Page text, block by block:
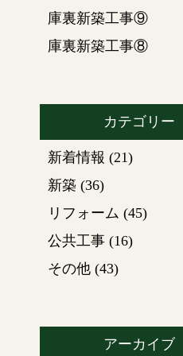
庫裏新築工事⑨
庫裏新築工事⑧
カテゴリー
新着情報 (21)
新築 (36)
リフォーム (45)
公共工事 (16)
その他 (43)
アーカイブ